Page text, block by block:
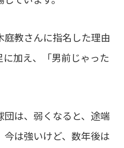
教さんに指名した理由
加え、「男前じゃった
団は、弱くなると、途端
は強いけど、数年後は